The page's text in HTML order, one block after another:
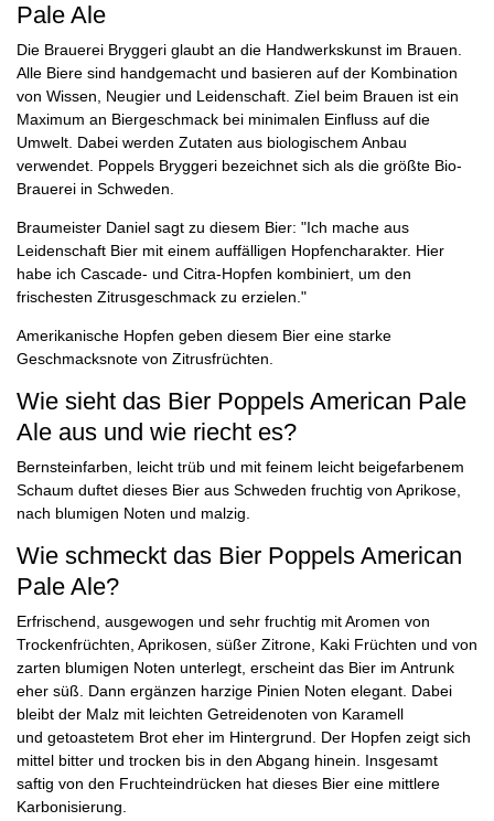
Pale Ale
Die Brauerei Bryggeri glaubt an die Handwerkskunst im Brauen.
Alle Biere sind handgemacht und basieren auf der Kombination
von Wissen, Neugier und Leidenschaft. Ziel beim Brauen ist ein
Maximum an Biergeschmack bei minimalen Einfluss auf die
Umwelt. Dabei werden Zutaten aus biologischem Anbau
verwendet. Poppels Bryggeri bezeichnet sich als die größte Bio-
Brauerei in Schweden.
Braumeister Daniel sagt zu diesem Bier: "Ich mache aus
Leidenschaft Bier mit einem auffälligen Hopfencharakter. Hier
habe ich Cascade- und Citra-Hopfen kombiniert, um den
frischesten Zitrusgeschmack zu erzielen."
Amerikanische Hopfen geben diesem Bier eine starke
Geschmacksnote von Zitrusfrüchten.
Wie sieht das Bier Poppels American Pale
Ale aus und wie riecht es?
Bernsteinfarben, leicht trüb und mit feinem leicht beigefarbenem
Schaum duftet dieses Bier aus Schweden fruchtig von Aprikose,
nach blumigen Noten und malzig.
Wie schmeckt das Bier Poppels American
Pale Ale?
Erfrischend, ausgewogen und sehr fruchtig mit Aromen von
Trockenfrüchten, Aprikosen, süßer Zitrone, Kaki Früchten und von
zarten blumigen Noten unterlegt, erscheint das Bier im Antrunk
eher süß. Dann ergänzen harzige Pinien Noten elegant. Dabei
bleibt der Malz mit leichten Getreidenoten von Karamell
und getoastetem Brot eher im Hintergrund. Der Hopfen zeigt sich
mittel bitter und trocken bis in den Abgang hinein. Insgesamt
saftig von den Fruchteindrücken hat dieses Bier eine mittlere
Karbonisierung.